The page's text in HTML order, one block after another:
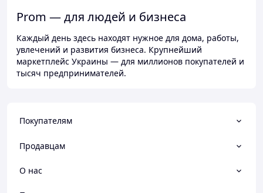
Prom — для людей и бизнеса
Каждый день здесь находят нужное для дома, работы,
увлечений и развития бизнеса. Крупнейший
маркетплейс Украины — для миллионов покупателей и
тысяч предпринимателей.
Покупателям
Продавцам
О нас